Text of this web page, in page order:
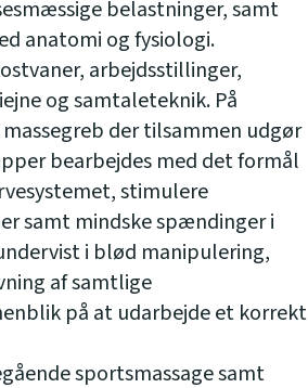
belastninger, samt
anatomi og fysiologi.
arbejdsstillinger,
og samtaleteknik. På
der tilsammen udgør
bearbejdes med det formål
stimulere
samt mindske spændinger i
i blød manipulering,
af samtlige
på at udarbejde et korrekt
sportsmassage samt